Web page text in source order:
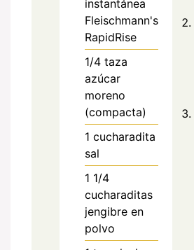
instantánea
Fleischmann's
RapidRise
1/4 taza
azúcar
moreno
(compacta)
1 cucharadita
sal
1 1/4
cucharaditas
jengibre en
polvo